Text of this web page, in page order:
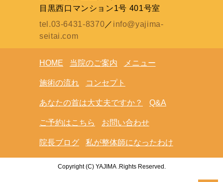
目黒西口マンション1号 401号室
tel.03-6431-8370／ info@yajima-
seitai.com
HOME 当院のご案内 メニュー
施術の流れ コンセプト
あなたの首は大丈夫ですか？ Q&A
ご予約はこちら お問い合わせ
院長ブログ 私が整体師になったわけ
Copyright (C) YAJIMA .Rights Reserved.